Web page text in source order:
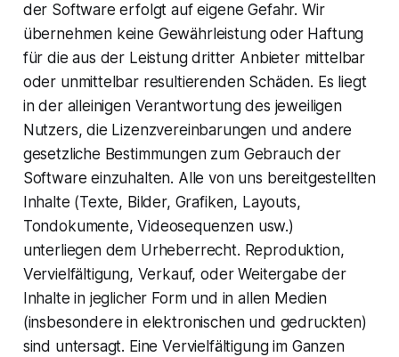
der Software erfolgt auf eigene Gefahr. Wir
übernehmen keine Gewährleistung oder Haftung
für die aus der Leistung dritter Anbieter mittelbar
oder unmittelbar resultierenden Schäden. Es liegt
in der alleinigen Verantwortung des jeweiligen
Nutzers, die Lizenzvereinbarungen und andere
gesetzliche Bestimmungen zum Gebrauch der
Software einzuhalten. Alle von uns bereitgestellten
Inhalte (Texte, Bilder, Grafiken, Layouts,
Tondokumente, Videosequenzen usw.)
unterliegen dem Urheberrecht. Reproduktion,
Vervielfältigung, Verkauf, oder Weitergabe der
Inhalte in jeglicher Form und in allen Medien
(insbesondere in elektronischen und gedruckten)
sind untersagt. Eine Vervielfältigung im Ganzen